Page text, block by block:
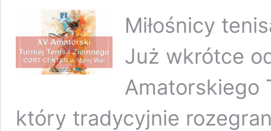
Miłośnicy
Już wkrótce
Amatorskiego
który tradycyjnie